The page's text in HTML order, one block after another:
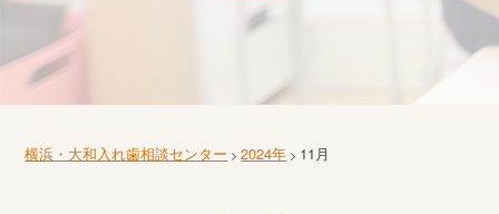
横浜・大和入れ歯相談センター >2024年 > 11月